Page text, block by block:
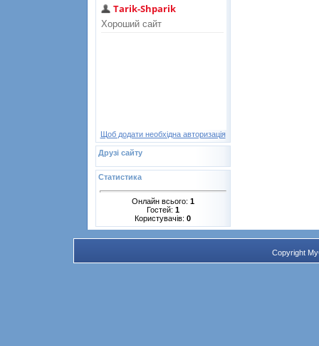
Щоб додати необхідна авторизація
Друзі сайту
Статистика
Онлайн всього: 1
Гостей: 1
Користувачів: 0
Copyright